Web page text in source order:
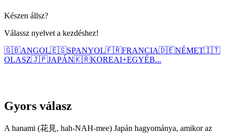
Készen állsz?
Válassz nyelvet a kezdéshez!
🇬🇧ANGOL🇪🇸SPANYOL🇫🇷FRANCIA🇩🇪NÉMET🇮🇹
OLASZ🇯🇵JAPÁN🇰🇷KOREAI+EGYÉB...
Gyors válasz
A hanami (花見, hah-NAH-mee) Japán hagyománya, amikor az